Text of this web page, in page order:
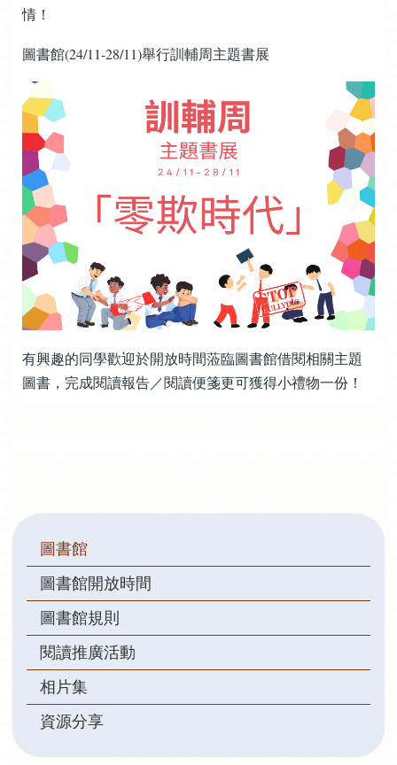
情！
圖書館(24/11-28/11)舉行訓輔周主題書展
有興趣的同學歡迎於開放時間蒞臨圖書館借閱相關主題
圖書，完成閱讀報告／閱讀便箋更可獲得小禮物一份！
Main
navigation
圖書館
圖書館開放時間
圖書館規則
閱讀推廣活動
相片集
資源分享